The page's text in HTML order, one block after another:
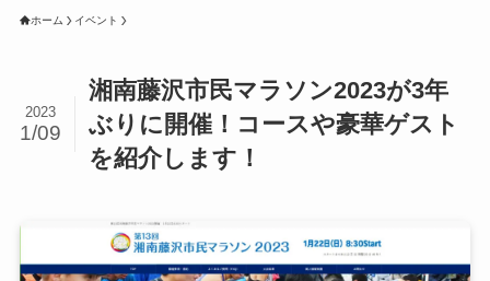
ホーム イベント
湘南藤沢市民マラソン2023が3年
ぶりに開催！コースや豪華ゲスト
を紹介します！
2023
1/09